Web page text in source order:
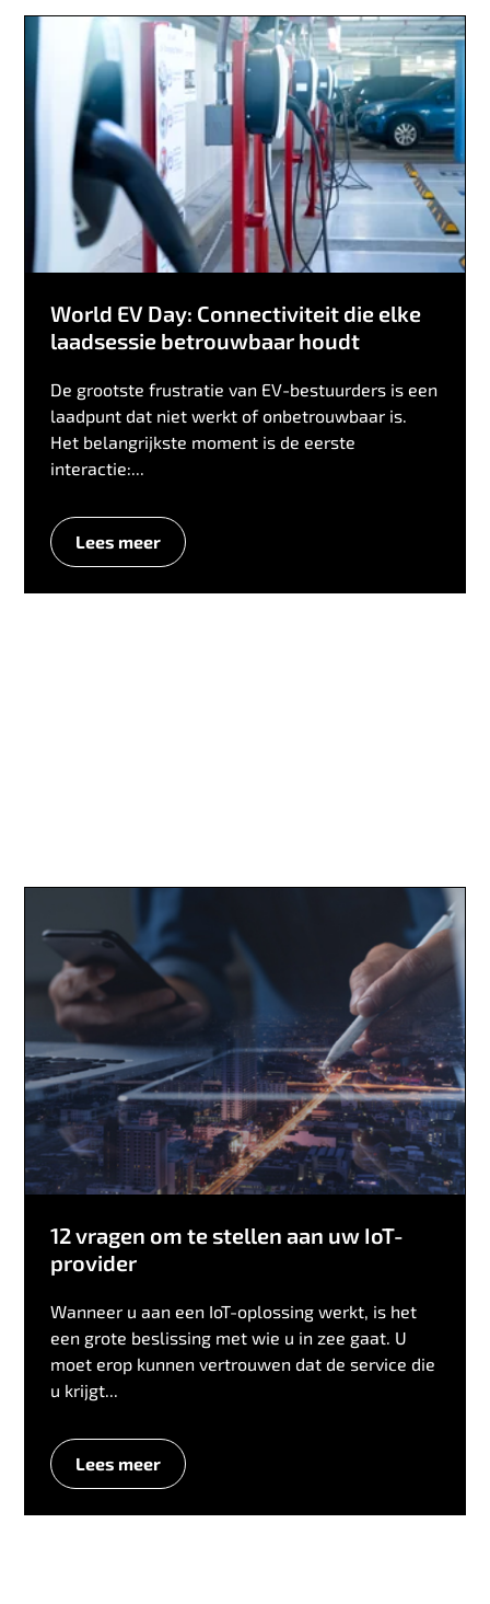
World EV Day: Connectiviteit die elke
laadsessie betrouwbaar houdt
De grootste frustratie van EV-bestuurders is een
laadpunt dat niet werkt of onbetrouwbaar is.
Het belangrijkste moment is de eerste
interactie:...
Lees meer
12 vragen om te stellen aan uw IoT-
provider
Wanneer u aan een IoT-oplossing werkt, is het
een grote beslissing met wie u in zee gaat. U
moet erop kunnen vertrouwen dat de service die
u krijgt...
Lees meer